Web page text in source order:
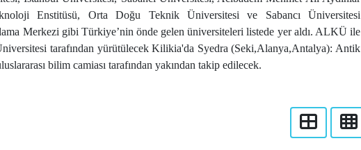
Enstitüsü, Orta Doğu Teknik Üniversitesi ve Sabancı Üniversitesi
Merkezi gibi Türkiye’nin önde gelen üniversiteleri listede yer aldı. ALKÜ ile
tarafından yürütülecek Kilikia'da Syedra (Seki,Alanya,Antalya): Antik
bilim camiası tarafından yakından takip edilecek.